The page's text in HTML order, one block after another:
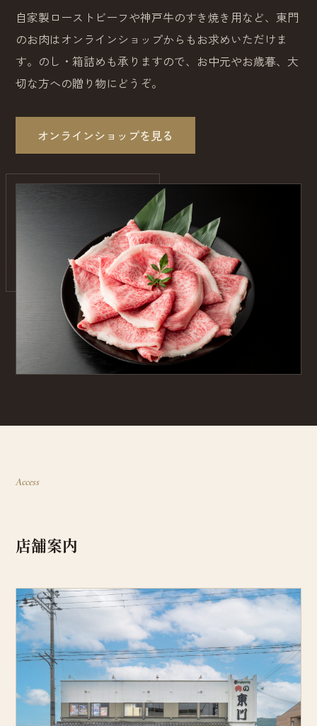
自家製ローストビーフや神戸牛のすき焼き用など、東門
のお肉はオンラインショップからもお求めいただけま
す。のし・箱詰めも承りますので、お中元やお歳暮、大
切な方への贈り物にどうぞ。
オンラインショップを見る
Access
店舗案内